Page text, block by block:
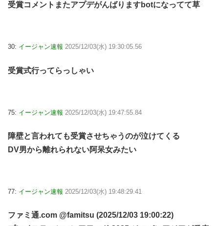
受賞コメントまたアプデがんばりますbotになってて草
30: イージャン速報 2025/12/03(水) 19:30:05.56
受賞式行ってらっしゃい
75: イージャン速報 2025/12/03(水) 19:47:55.84
障壁と言われても受賞させちゃうのが泣けてくる
DV男から離れられない阿呆女みたい
77: イージャン速報 2025/12/03(水) 19:48:29.41
ファミ通.com @famitsu (2025/12/03 19:00:22)